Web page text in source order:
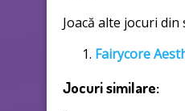
Joacă alte jocuri din
Fairycore
Jocuri similare: